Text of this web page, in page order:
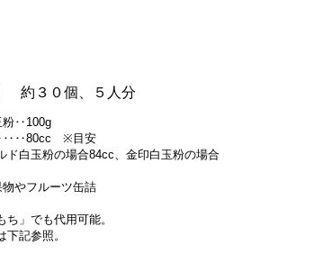
約３０個、５人分
粉‥100g
※目安
ド白玉粉の場合84cc、金印白玉粉の場合
やフルーツ缶詰
」でも代用可能。
記参照。